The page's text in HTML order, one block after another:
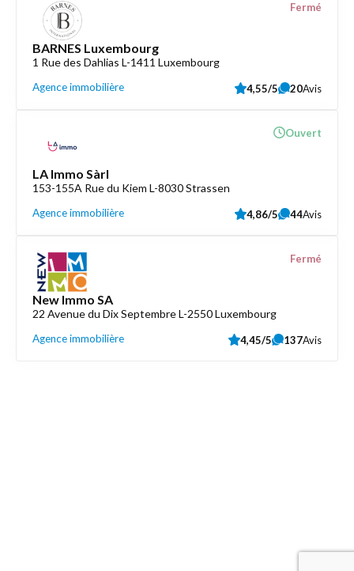
BARNES Luxembourg
1 Rue des Dahlias L-1411 Luxembourg
Agence immobilière
Fermé
4,55/5 20Avis
LA Immo Sàrl
153-155A Rue du Kiem L-8030 Strassen
Agence immobilière
Ouvert
4,86/5 44Avis
New Immo SA
22 Avenue du Dix Septembre L-2550 Luxembourg
Agence immobilière
Fermé
4,45/5 137Avis